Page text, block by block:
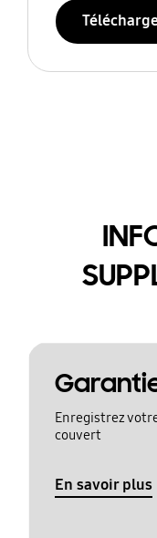
Enregistrez
couvert
En savoir plus